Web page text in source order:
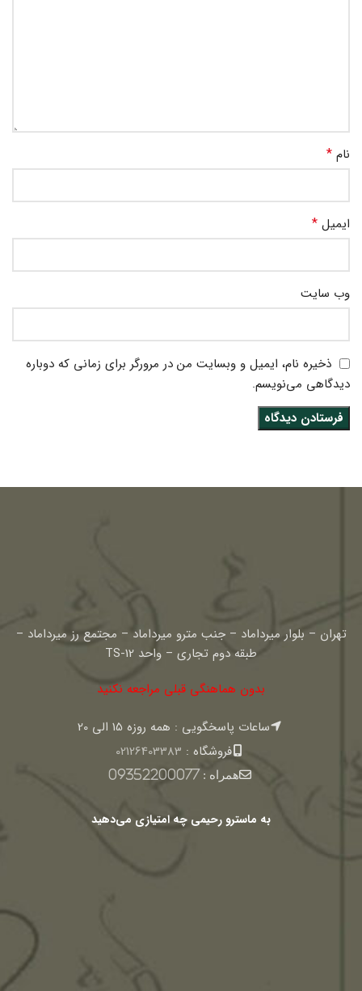
نام *
ایمیل *
وب‌ سایت
ذخیره نام، ایمیل و وبسایت من در مرورگر برای زمانی که دوباره
دیدگاهی می‌نویسم.
تهران – بلوار میرداماد – جنب مترو میرداماد – مجتمع رز میرداماد –
طبقه دوم تجاری – واحد TS-12
بدون هماهنگی قبلی مراجعه نکنید
ساعات پاسخگویی : همه روزه 15 الی 20
فروشگاه : 02126403383
همراه :09352200077
به ماسترو رحیمی چه امتیازی می‌دهید